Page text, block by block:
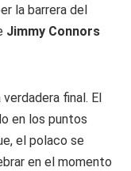
la barrera del
Jimmy Connors
final. El
en los puntos
el polaco se
en el momento